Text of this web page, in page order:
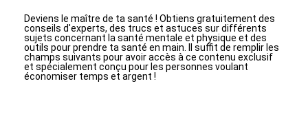
Deviens le maître de ta santé ! Obtiens gratuitement des
conseils d'experts, des trucs et astuces sur différents
sujets concernant la santé mentale et physique et des
outils pour prendre ta santé en main. Il suffit de remplir les
champs suivants pour avoir accès à ce contenu exclusif
et spécialement conçu pour les personnes voulant
économiser temps et argent !